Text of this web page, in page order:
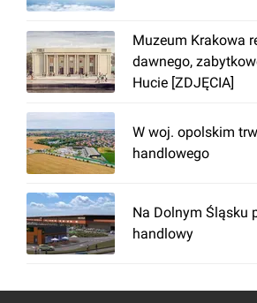
Muzeum Krakowa
dawnego,
Hucie [ZDJĘCIA]
W woj. opolskim
handlowego
Na Dolnym Śląsku
handlowy